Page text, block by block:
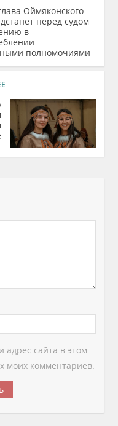
Оймяконского
перед судом
в
полномочиями
адрес сайта в этом
моих комментариев.